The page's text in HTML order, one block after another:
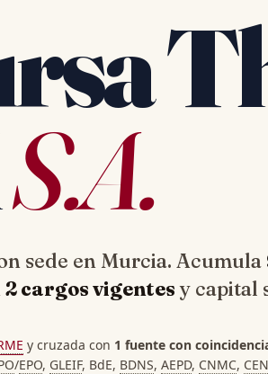
S.A.
sede en Murcia. Acumula
2 cargos vigentesy capital
y cruzada con 1 fuente con
/EPO, GLEIF, BdE, BDNS, AEPD, CNMC,